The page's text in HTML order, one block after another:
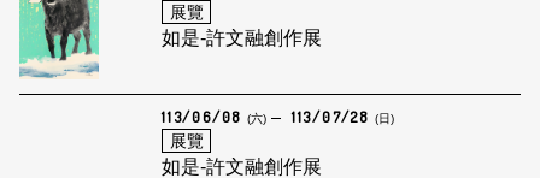
展覽
如是-許文融創作展
113/06/08 (六) 113/07/28 (日)
展覽
如是-許文融創作展